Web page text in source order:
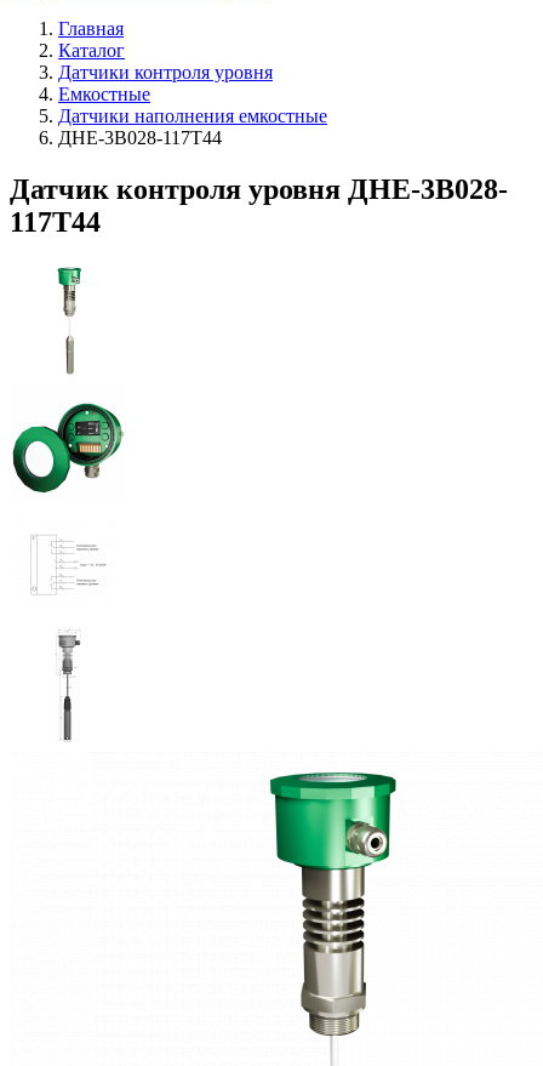
Главная
Каталог
Датчики контроля уровня
Емкостные
Датчики наполнения емкостные
ДНЕ-3В028-117Т44
Датчик контроля уровня ДНЕ-3В028-
117Т44